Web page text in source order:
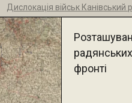
Дислокація військ Канівський
фронті